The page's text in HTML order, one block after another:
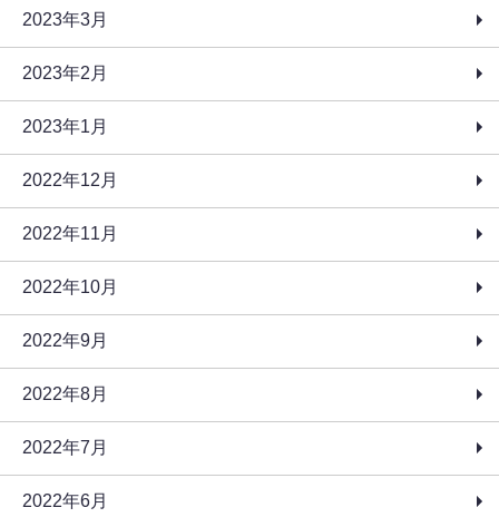
2023年3月
2023年2月
2023年1月
2022年12月
2022年11月
2022年10月
2022年9月
2022年8月
2022年7月
2022年6月